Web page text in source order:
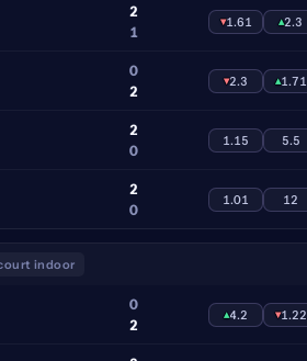
2
1
▾1.61 ▴2.3
0
2
▾2.3 ▴1.71
2
0
1.15 5.5
2
0
1.01 12
indoor
0
2
▴4.2 ▾1.22